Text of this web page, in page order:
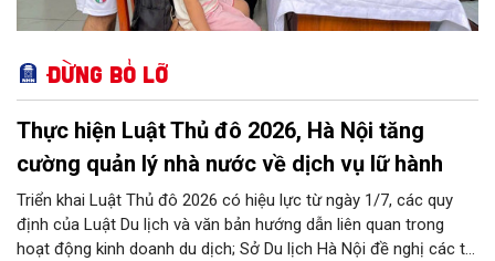
Đừng bỏ lỡ
Thực hiện Luật Thủ đô 2026, Hà Nội tăng
cường quản lý nhà nước về dịch vụ lữ hành
Triển khai Luật Thủ đô 2026 có hiệu lực từ ngày 1/7, các quy
định của Luật Du lịch và văn bản hướng dẫn liên quan trong
hoạt động kinh doanh du dịch; Sở Du lịch Hà Nội đề nghị các tổ